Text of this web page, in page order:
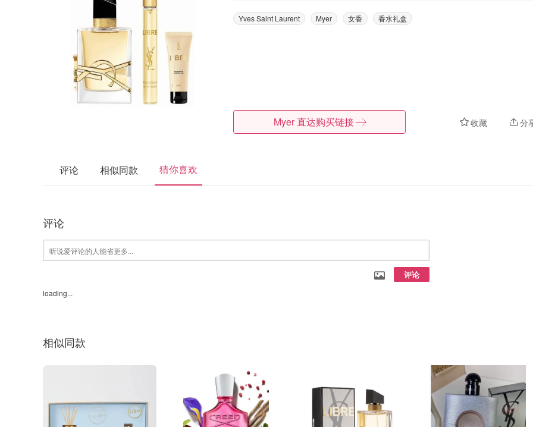
Yves Saint Laurent Myer 女香 香水礼盒
收藏 分
Myer 直达购买链接
评论 相似同款 猜你喜欢
评论
评论
loading...
相似同款